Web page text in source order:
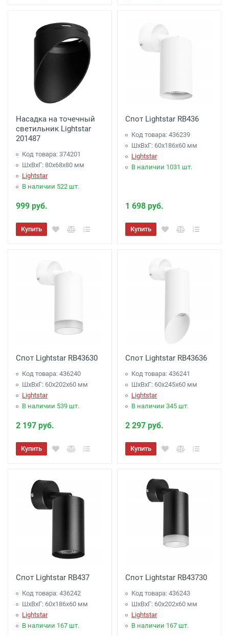
Насадка на точечный
светильник Lightstar
201487
Код товара: 374201
ШхВхГ: 80x68x80 мм
Lightstar
В наличии 522 шт.
999 руб.
Купить
Спот Lightstar RB436
Код товара: 436239
ШхВхГ: 60x186x60 мм
Lightstar
В наличии 1031 шт.
1 698 руб.
Купить
Спот Lightstar RB43630
Код товара: 436240
ШхВхГ: 60x202x60 мм
Lightstar
В наличии 539 шт.
2 197 руб.
Купить
Спот Lightstar RB43636
Код товара: 436241
ШхВхГ: 60x245x60 мм
Lightstar
В наличии 345 шт.
2 297 руб.
Купить
Спот Lightstar RB437
Код товара: 436242
ШхВхГ: 60x186x60 мм
Lightstar
В наличии 167 шт.
Спот Lightstar RB43730
Код товара: 436243
ШхВхГ: 60x202x60 мм
Lightstar
В наличии 167 шт.